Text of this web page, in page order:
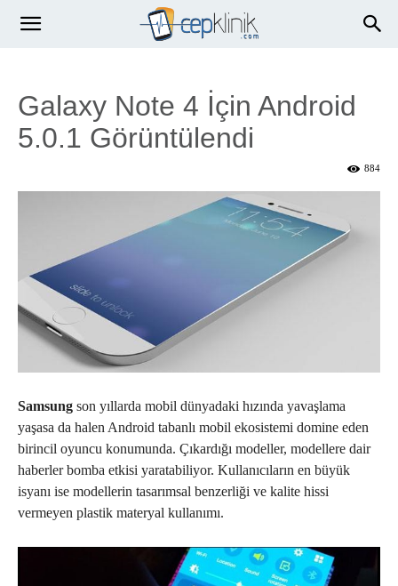
Galaxy Note 4 İçin Android
5.0.1 Görüntülendi
884
Samsung son yıllarda mobil dünyadaki hızında yavaşlama
yaşasa da halen Android tabanlı mobil ekosistemi domine eden
birincil oyuncu konumunda. Çıkardığı modeller, modellere dair
haberler bomba etkisi yaratabiliyor. Kullanıcıların en büyük
isyanı ise modellerin tasarımsal benzerliği ve kalite hissi
vermeyen plastik materyal kullanımı.